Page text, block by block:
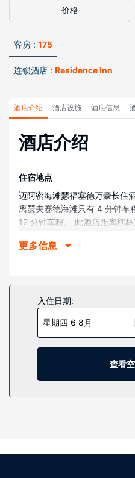
价格
客房 : 175
连锁酒店 : Residence Inn
酒店介绍 酒店设施 酒店信息
酒店介绍
住宿地点
迈阿密海滩瑟福塞德万豪长住
离瑟夫赛德海滩只有 4 分钟车
12 分钟车程。 此酒店距离柯
客房
在旅途中找到家的舒适。带有
满足您的娱乐需求；同时提供
持联系。便利设施包括保险箱
的电话。
您可享受室外游泳池、24 小
更多信息
入住日期:
星期四 6 8月
查看